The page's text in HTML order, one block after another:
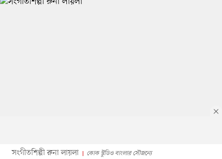
সংগীতশিল্পী রুনা লায়লা কোক স্টুডিও বাংলার সৌজন্যে